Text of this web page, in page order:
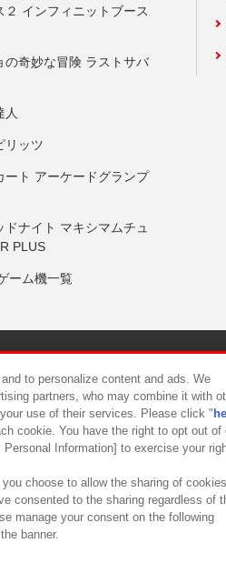
２ インフィニットブース
の奇妙な冒険 ラストサバ
人
リッツ
ート アーケードグランプ
ドナイト マキシマムチュ
PLUS
ーム機一覧
いて カスタマーハラスメント対応
to personalize content and ads. We
partners, who may combine it with
use of their services. Please click "
cookie. You have the right to opt out of
Information] to exercise your
choose to allow the sharing of cookies
consented to the sharing regardless of
manage your consent on the following
banner.